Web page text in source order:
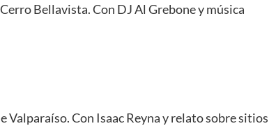
Bellavista. Con DJ Al Grebone y música
Valparaíso. Con Isaac Reyna y relato sobre sitios